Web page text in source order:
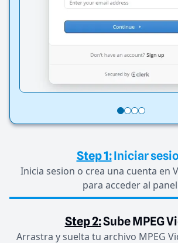
Step 1:Iniciar
Inicia sesion o crea una cuenta en
para acceder al
Step 2:Sube MPEG
Arrastra y suelta tu archivo MPEG